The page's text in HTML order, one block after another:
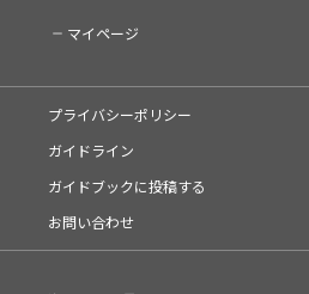
マイページ
プライバシーポリシー
ガイドライン
ガイドブックに投稿する
お問い合わせ